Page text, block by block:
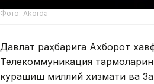
Фото: Akorda
Давлат раҳбарига Ахборот
Телекоммуникация
курашиш миллий хизмати ва